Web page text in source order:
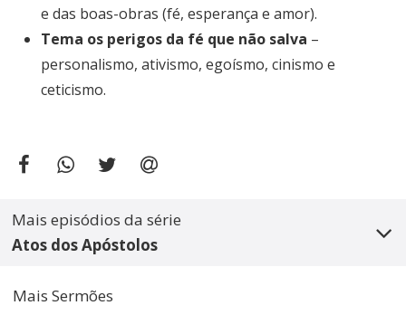
e das boas-obras (fé, esperança e amor).
Tema os perigos da fé que não salva –
personalismo, ativismo, egoísmo, cinismo e
ceticismo.
Mais episódios da série
Atos dos Apóstolos
Mais Sermões